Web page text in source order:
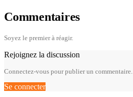
Commentaires
Soyez le premier à réagir.
Rejoignez la discussion
Connectez-vous pour publier un commentaire.
Se connecter